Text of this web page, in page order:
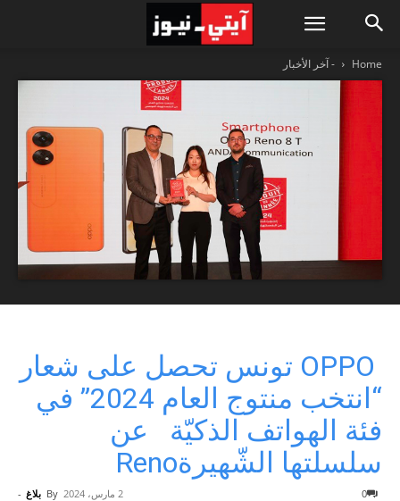
Home - آخر الأخبار
OPPO تونس تحصل على شعار
“انتخب منتوج العام 2024” في
فئة الهواتف الذكيّة عن
سلسلتها الشّهيرةReno
By بلاغ - 2 مارس، 2024 0